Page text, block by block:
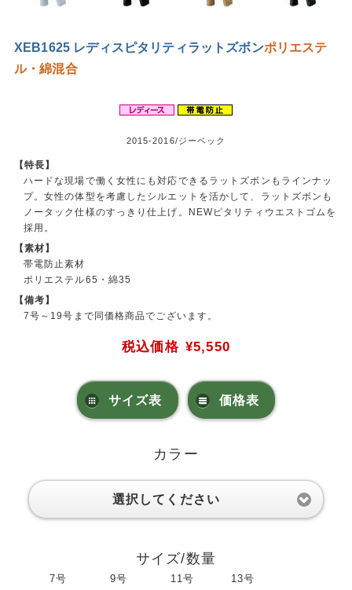
XEB1625 レディスピタリティラットズボンポリエステ
ル・綿混合
2015-2016/ジーベック
【特長】
ハードな現場で働く女性にも対応できるラットズボンもラインナッ
プ。女性の体型を考慮したシルエットを活かして、ラットズボンも
ノータック仕様のすっきり仕上げ。NEWピタリティウエストゴムを
採用。
【素材】
帯電防止素材
ポリエステル65・綿35
【備考】
7号～19号まで同価格商品でございます。
税込価格 ¥5,550
サイズ表 価格表
カラー
選択してください
サイズ/数量
7号 9号 11号 13号